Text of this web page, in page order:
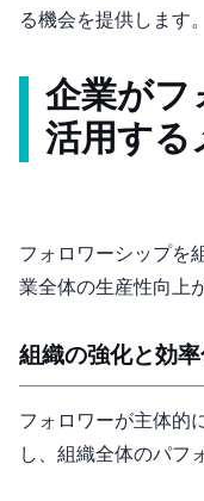
る機会を提供します。
企業がフ
活用する
フォロワーシップを
業全体の生産性向上
組織の強化と効
フォロワーが主体的
し、組織全体のパフ